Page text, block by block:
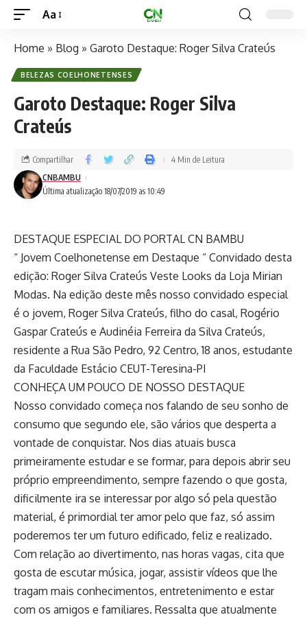
Aa
Home » Blog » Garoto Destaque: Roger Silva Crateús
BELEZAS COELHONETENSES
Garoto Destaque: Roger Silva
Crateús
Última atualização 18/07/2019 as 10:49
CNBAMBU
Compartilhar 4 Min de Leitura
DESTAQUE ESPECIAL DO PORTAL CN BAMBU
“ Jovem Coelhonetense em Destaque “ Convidado desta
edição: Roger Silva Crateús Veste Looks da Loja Mirian
Modas. Na edição deste mês nosso convidado especial
é o jovem, Roger Silva Crateús, filho do casal, Rogério
Gaspar Crateús e Audinéia Ferreira da Silva Crateús,
residente a Rua São Pedro, 92 Centro, 18 anos, estudante
da Faculdade Estácio CEUT-Teresina-PI
CONHEÇA UM POUCO DE NOSSO DESTAQUE
Nosso convidado começa nos falando de seu sonho de
consumo que segundo ele, são vários que desperta a
vontade de conquistar. Nos dias atuais busca
primeiramente estudar e se formar, para depois abrir seu
próprio empreendimento, sempre fazendo o que gosta,
dificilmente ira se interessar por algo só pela questão
material, é primordial ter amor pelo que faz, só assim
poderemos ter um futuro edificado, feliz e realizado.
Com relação ao divertimento, nas horas vagas, cita que
gosta de escutar música, jogar, assistir vídeos que lhe
tragam mais conhecimentos, entretenimento e estar
com os amigos e familiares. Ressalta que atualmente